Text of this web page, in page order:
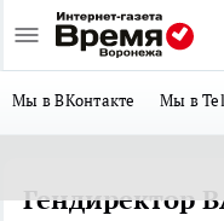
Мы в ВКонтакте Мы в
Гендиректор